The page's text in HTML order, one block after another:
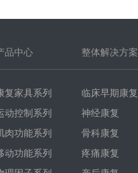
品中心
复家具系列
动控制系列
肉功能系列
动功能系列
整体解决方案
临床早期康复
神经康复
骨科康复
疼痛康复